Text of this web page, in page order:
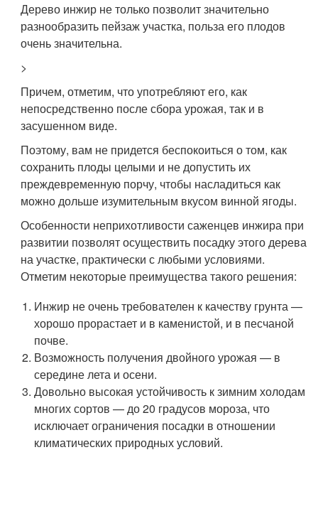
Дерево инжир не только позволит значительно
разнообразить пейзаж участка, польза его плодов
очень значительна.
>
Причем, отметим, что употребляют его, как
непосредственно после сбора урожая, так и в
засушенном виде.
Поэтому, вам не придется беспокоиться о том, как
сохранить плоды целыми и не допустить их
преждевременную порчу, чтобы насладиться как
можно дольше изумительным вкусом винной ягоды.
Особенности неприхотливости саженцев инжира при
развитии позволят осуществить посадку этого дерева
на участке, практически с любыми условиями.
Отметим некоторые преимущества такого решения:
Инжир не очень требователен к качеству грунта —
хорошо прорастает и в каменистой, и в песчаной
почве.
Возможность получения двойного урожая — в
середине лета и осени.
Довольно высокая устойчивость к зимним холодам
многих сортов — до 20 градусов мороза, что
исключает ограничения посадки в отношении
климатических природных условий.